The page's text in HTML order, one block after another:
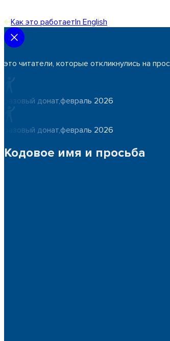
Как это работаетIn English
это читатели, которые откликнулись на
разовый донат,февраль 2026
разовый донат,февраль 2026
Кодовое имя и просьба